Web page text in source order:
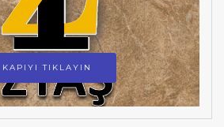
KAPIYI TIKLAYIN